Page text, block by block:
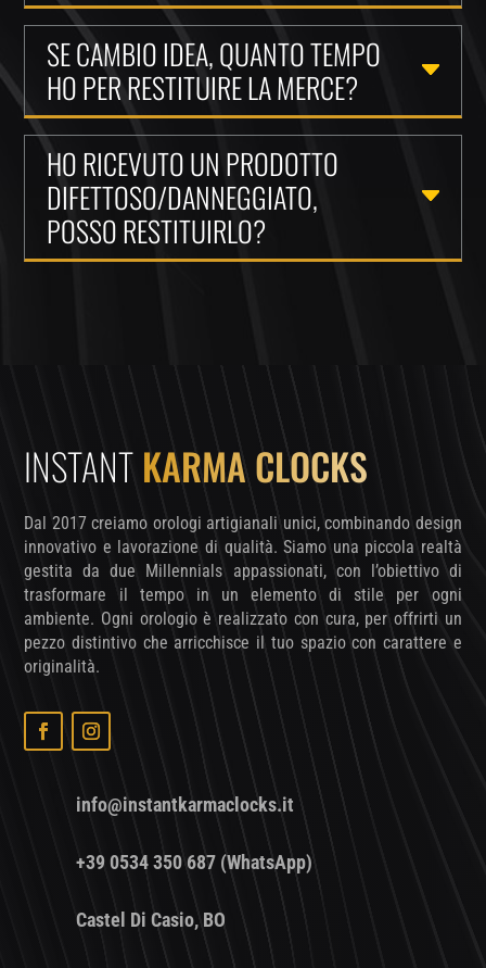
SE CAMBIO IDEA, QUANTO TEMPO
HO PER RESTITUIRE LA MERCE?
HO RICEVUTO UN PRODOTTO
DIFETTOSO/DANNEGGIATO,
POSSO RESTITUIRLO?
INSTANTKARMA CLOCKS
Dal 2017 creiamo orologi artigianali unici, combinando design
innovativo e lavorazione di qualità. Siamo una piccola realtà
gestita da due Millennials appassionati, con l’obiettivo di
trasformare il tempo in un elemento di stile per ogni
ambiente. Ogni orologio è realizzato con cura, per offrirti un
pezzo distintivo che arricchisce il tuo spazio con carattere e
originalità.
info@instantkarmaclocks.it
+39 0534 350 687 (WhatsApp)
Castel Di Casio, BO